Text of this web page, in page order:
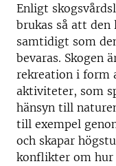
Enligt
brukas så att
samtidigt som
bevaras. Skogen
rekreation i form
aktiviteter, som
hänsyn till
till exempel
och skapar
konflikter om hur